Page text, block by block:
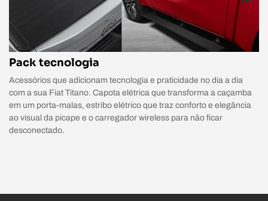
Pack tecnologia
Acessórios que adicionam tecnologia e praticidade no dia a dia
com a sua Fiat Titano. Capota elétrica que transforma a caçamba
em um porta-malas, estribo elétrico que traz conforto e elegância
ao visual da picape e o carregador wireless para não ficar
desconectado.